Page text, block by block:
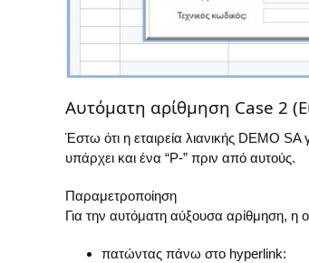
Αυτόματη αρίθμηση Case 2
Έστω ότι η εταιρεία λιανικής DEMO
υπάρχει και ένα “P-” πριν από αυτούς.
Παραμετροποίηση
Για την αυτόματη αύξουσα αρίθμηση, η
πατώντας πάνω στο hyperlink: